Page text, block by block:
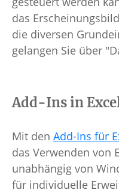
das
die diversen
gelangen Sie über
Add-Ins in
Mit den Add-Ins für
das Verwenden von
unabhängig von
für individuelle